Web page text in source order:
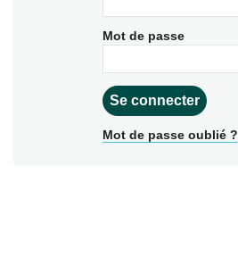
Mot de passe
Mot de passe oublié ?